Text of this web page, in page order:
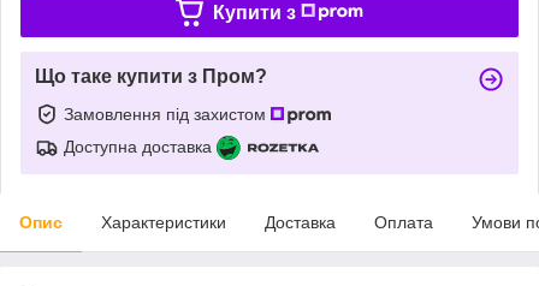
Купити з
Що таке купити з Пром?
Замовлення під захистом
Доступна доставка
Опис Характеристики Доставка Оплата Умови